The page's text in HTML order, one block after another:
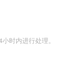
时内进行处理。